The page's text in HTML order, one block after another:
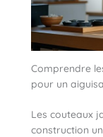
Comprendre
pour un
Les couteaux
construction